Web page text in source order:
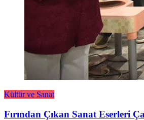
Kültür ve Sanat
Fırından Çıkan Sanat Eserleri